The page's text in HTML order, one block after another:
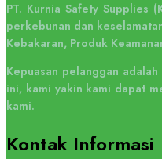
PT. Kurnia Safety Supplies
perkebunan dan
Kebakaran, Produk
Kepuasan pelanggan
ini, kami yakin kami dapat
kami.
Kontak Informasi